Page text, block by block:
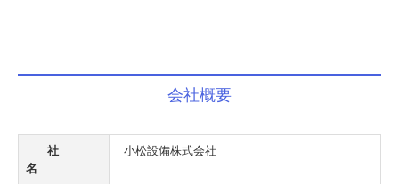
会社概要
社
名
小松設備株式会社